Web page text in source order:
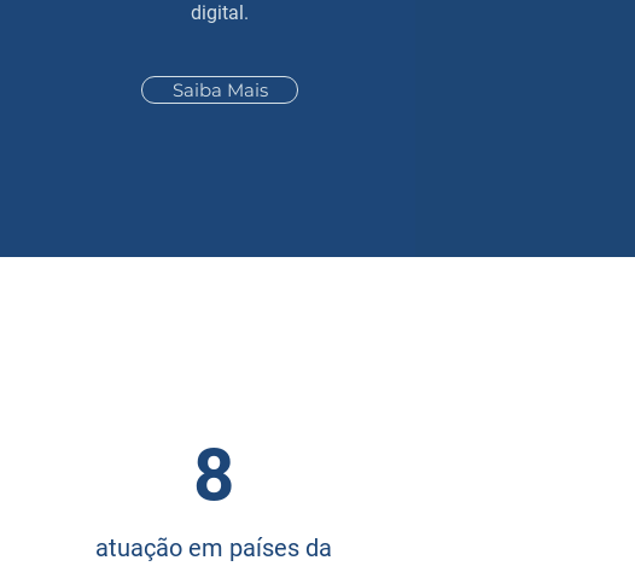
digital.
Saiba Mais
8
atuação em países da